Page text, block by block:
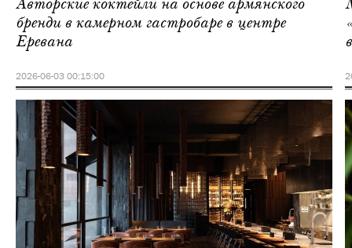
Авторские коктейли на основе армянского
бренди в камерном гастробаре в центре
Еревана
2026-06-03 00:15:00